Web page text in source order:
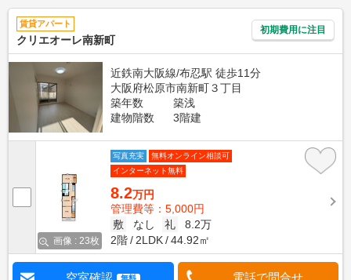
賃貸アパート
クリエオーレ南新町
初期費用に注目
近鉄南大阪線/布忍駅 徒歩11分
大阪府松原市南新町３丁目
築年数
築浅
建物階数
3階建
画像 : 23枚
写真充実
無料オンライン相談可
インターネット無料
8.2万円
管理費等：5,000円
敷
なし 礼
8.2万
2階
2LDK 44.92㎡
空室確認 無料 電話で問合せ